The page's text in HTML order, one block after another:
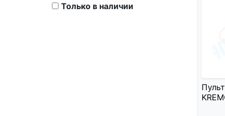
Только в наличии